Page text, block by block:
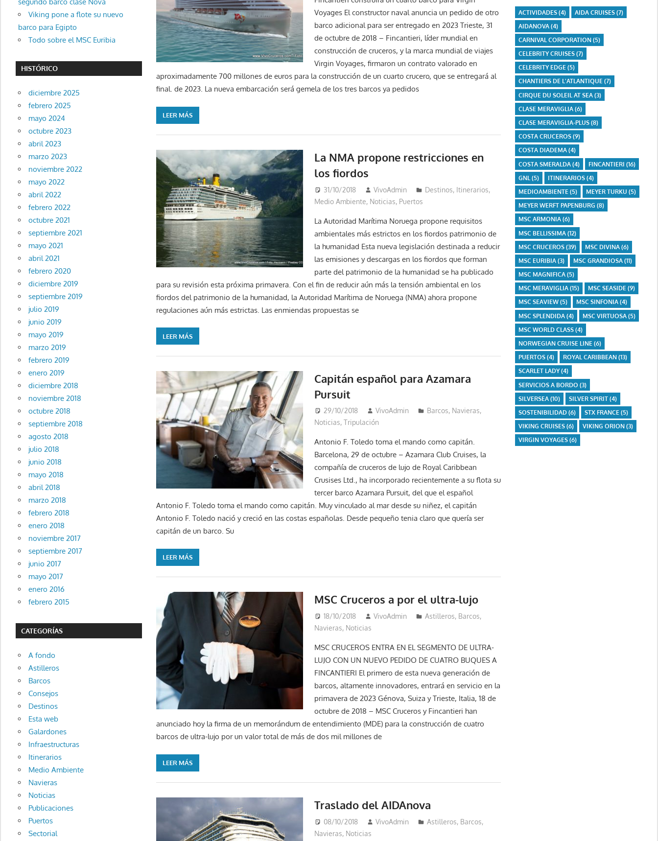
Voyages El constructor naval anuncia un pedido de otro
barco adicional para ser entregado en 2023 Trieste, 31
de octubre de 2018 – Fincantieri, líder mundial en
construcción de cruceros, y la marca mundial de viajes
Virgin Voyages, firmaron un contrato valorado en
aproximadamente 700 millones de euros para la construcción de un cuarto crucero, que se entregará al
final. de 2023. La nueva embarcación será gemela de los tres barcos ya pedidos
LEER MÁS
La NMA propone restricciones en
los fiordos
31/10/2018 VivoAdmin Destinos, Itinerarios,
Medio Ambiente, Noticias, Puertos
La Autoridad Marítima Noruega propone requisitos
ambientales más estrictos en los fiordos patrimonio de
la humanidad Esta nueva legislación destinada a reducir
las emisiones y descargas en los fiordos que forman
parte del patrimonio de la humanidad se ha publicado
para su revisión esta próxima primavera. Con el fin de reducir aún más la tensión ambiental en los
fiordos del patrimonio de la humanidad, la Autoridad Marítima de Noruega (NMA) ahora propone
regulaciones aún más estrictas. Las enmiendas propuestas se
LEER MÁS
Capitán español para Azamara
Pursuit
29/10/2018 VivoAdmin Barcos, Navieras,
Noticias, Tripulación
Antonio F. Toledo toma el mando como capitán.
Barcelona, 29 de octubre – Azamara Club Cruises, la
compañía de cruceros de lujo de Royal Caribbean
Crusises Ltd., ha incorporado recientemente a su flota su
tercer barco Azamara Pursuit, del que el español
Antonio F. Toledo toma el mando como capitán. Muy vinculado al mar desde su niñez, el capitán
Antonio F. Toledo nació y creció en las costas españolas. Desde pequeño tenia claro que quería ser
capitán de un barco. Su
LEER MÁS
MSC Cruceros a por el ultra-lujo
18/10/2018 VivoAdmin Astilleros, Barcos,
Navieras, Noticias
MSC CRUCEROS ENTRA EN EL SEGMENTO DE ULTRA-
LUJO CON UN NUEVO PEDIDO DE CUATRO BUQUES A
FINCANTIERI El primero de esta nueva generación de
barcos, altamente innovadores, entrará en servicio en la
primavera de 2023 Génova, Suiza y Trieste, Italia, 18 de
octubre de 2018 – MSC Cruceros y Fincantieri han
anunciado hoy la firma de un memorándum de entendimiento (MDE) para la construcción de cuatro
barcos de ultra-lujo por un valor total de más de dos mil millones de
LEER MÁS
Traslado del AIDAnova
08/10/2018 VivoAdmin Astilleros, Barcos,
Navieras, Noticias
Viking pone a flote su nuevo
barco para Egipto
Todo sobre el MSC Euribia
HISTÓRICO
diciembre 2025
febrero 2025
mayo 2024
octubre 2023
abril 2023
marzo 2023
noviembre 2022
mayo 2022
abril 2022
febrero 2022
octubre 2021
septiembre 2021
mayo 2021
abril 2021
febrero 2020
diciembre 2019
septiembre 2019
julio 2019
junio 2019
mayo 2019
marzo 2019
febrero 2019
enero 2019
diciembre 2018
noviembre 2018
octubre 2018
septiembre 2018
agosto 2018
julio 2018
junio 2018
mayo 2018
abril 2018
marzo 2018
febrero 2018
enero 2018
noviembre 2017
septiembre 2017
junio 2017
mayo 2017
enero 2016
febrero 2015
CATEGORÍAS
A fondo
Astilleros
Barcos
Consejos
Destinos
Esta web
Galardones
Infraestructuras
Itinerarios
Medio Ambiente
Navieras
Noticias
Publicaciones
Puertos
Sectorial
ACTIVIDADES(4) AIDA CRUISES(7)
AIDANOVA(4)
CARNIVAL CORPORATION(5)
CELEBRITY CRUISES(7)
CELEBRITY EDGE(5)
CHANTIERS DE L'ATLANTIQUE(7)
CIRQUE DU SOLEIL AT SEA(3)
CLASE MERAVIGLIA(6)
CLASE MERAVIGLIA-PLUS(8)
COSTA CRUCEROS(9)
COSTA DIADEMA(4)
COSTA SMERALDA(4) FINCANTIERI (16)
GNL (5) ITINERARIOS(4)
MEDIOAMBIENTE (5) MEYER TURKU (5)
MEYER WERFT PAPENBURG (8)
MSC ARMONIA(6)
MSC BELLISSIMA(12)
MSC CRUCEROS(39) MSC DIVINA(6)
MSC EURIBIA(3) MSC GRANDIOSA(11)
MSC MAGNIFICA(5)
MSC MERAVIGLIA(15) MSC SEASIDE(9)
MSC SEAVIEW(5) MSC SINFONIA(4)
MSC SPLENDIDA(4) MSC VIRTUOSA(5)
MSC WORLD CLASS(4)
NORWEGIAN CRUISE LINE(6)
PUERTOS(4) ROYAL CARIBBEAN(13)
SCARLET LADY(4)
SERVICIOS A BORDO (3)
SILVERSEA(10) SILVER SPIRIT(4)
SOSTENIBILIDAD(6) STX FRANCE (5)
VIKING CRUISES(6) VIKING ORION(3)
VIRGIN VOYAGES(6)